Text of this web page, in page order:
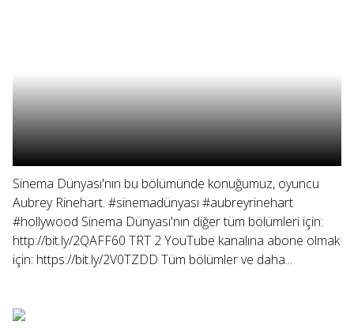
Sinema Dünyası'nın bu bölümünde konuğumuz, oyuncu
Aubrey Rinehart. #sinemadünyası #aubreyrinehart
#hollywood Sinema Dünyası'nın diğer tüm bölümleri için:
http://bit.ly/2QAFF60 TRT 2 YouTube kanalına abone olmak
için: https://bit.ly/2V0TZDD Tüm bölümler ve daha...